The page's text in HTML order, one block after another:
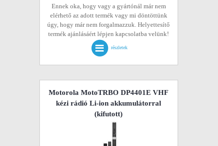
Ennek oka, hogy vagy a gyártónál már nem
elérhető az adott termék vagy mi döntöttünk
úgy, hogy már nem forgalmazzuk. Helyettesítő
termék ajánlásáért lépjen kapcsolatba velünk!
részletek
Motorola MotoTRBO DP4401E VHF
kézi rádió Li-ion akkumulátorral
(kifutott)